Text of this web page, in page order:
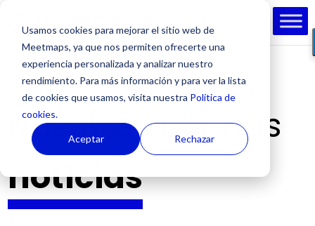
Usamos cookies para mejorar el sitio web de
Meetmaps, ya que nos permiten ofrecerte una
experiencia personalizada y analizar nuestro
rendimiento. Para más información y para ver la lista
de cookies que usamos, visita nuestra Política de
cookies.
Aceptar Rechazar
Nuestras últimas
notícias